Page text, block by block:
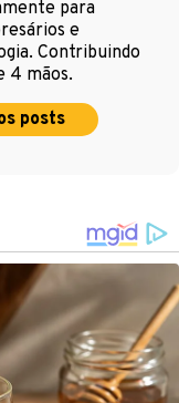
para
e
Contribuindo
4 mãos.
posts